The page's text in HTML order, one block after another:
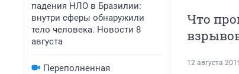
падения НЛО в Бразилии:
внутри сферы обнаружили
тело человека. Новости 8
августа
Переполненная
Что
12 августа